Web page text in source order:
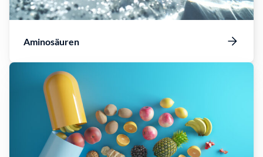
Aminosäuren